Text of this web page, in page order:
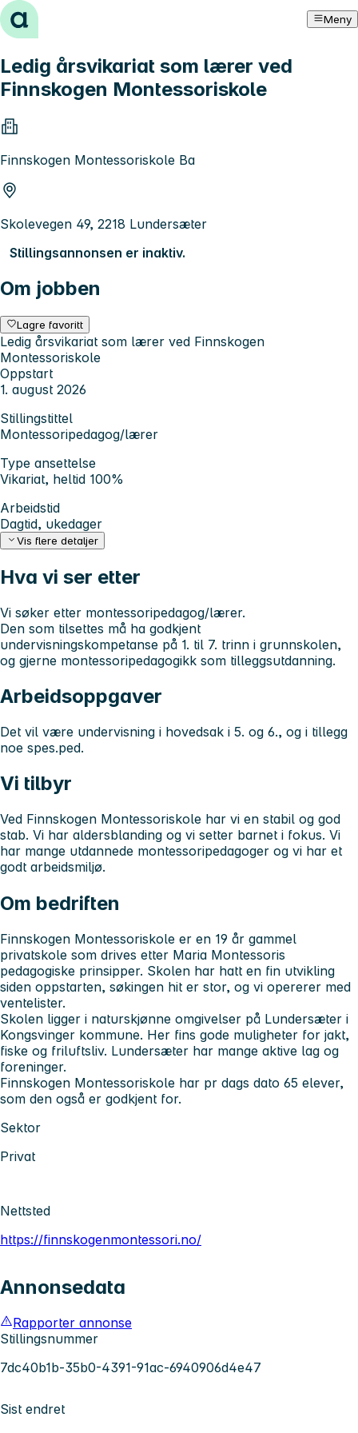
Hopp til innhold Meny
Ledig årsvikariat som lærer ved
Finnskogen Montessoriskole
Finnskogen Montessoriskole Ba
Skolevegen 49, 2218 Lundersæter
Stillingsannonsen er inaktiv.
Om jobben
Lagre favoritt
Ledig årsvikariat som lærer ved Finnskogen
Montessoriskole
Oppstart
1. august 2026
Stillingstittel
Montessoripedagog/lærer
Type ansettelse
Vikariat, heltid 100%
Arbeidstid
Dagtid, ukedager
Vis flere detaljer
Hva vi ser etter
Vi søker etter montessoripedagog/lærer.
Den som tilsettes må ha godkjent
undervisningskompetanse på 1. til 7. trinn i grunnskolen,
og gjerne montessoripedagogikk som tilleggsutdanning.
Arbeidsoppgaver
Det vil være undervisning i hovedsak i 5. og 6., og i tillegg
noe spes.ped.
Vi tilbyr
Ved Finnskogen Montessoriskole har vi en stabil og god
stab. Vi har aldersblanding og vi setter barnet i fokus. Vi
har mange utdannede montessoripedagoger og vi har et
godt arbeidsmiljø.
Om bedriften
Finnskogen Montessoriskole er en 19 år gammel
privatskole som drives etter Maria Montessoris
pedagogiske prinsipper. Skolen har hatt en fin utvikling
siden oppstarten, søkingen hit er stor, og vi opererer med
ventelister.
Skolen ligger i naturskjønne omgivelser på Lundersæter i
Kongsvinger kommune. Her fins gode muligheter for jakt,
fiske og friluftsliv. Lundersæter har mange aktive lag og
foreninger.
Finnskogen Montessoriskole har pr dags dato 65 elever,
som den også er godkjent for.
Sektor
Privat
Nettsted
https://finnskogenmontessori.no/
Annonsedata
Rapporter annonse
Stillingsnummer
7dc40b1b-35b0-4391-91ac-6940906d4e47
Sist endret